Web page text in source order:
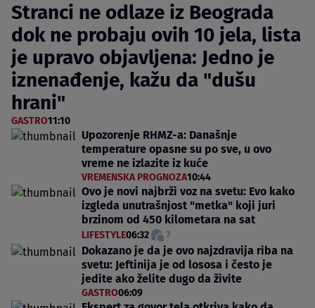
Stranci ne odlaze iz Beograda
dok ne probaju ovih 10 jela, lista
je upravo objavljena: Jedno je
iznenađenje, kažu da "dušu
hrani"
GASTRO11:10
Upozorenje RHMZ-a: Današnje
temperature opasne su po sve, u ovo
vreme ne izlazite iz kuće
VREMENSKA PROGNOZA10:44
Ovo je novi najbrži voz na svetu: Evo kako
izgleda unutrašnjost "metka" koji juri
brzinom od 450 kilometara na sat
LIFESTYLE06:32 7
Dokazano je da je ovo najzdravija riba na
svetu: Jeftinija je od lososa i često je
jedite ako želite dugo da živite
GASTRO06:09